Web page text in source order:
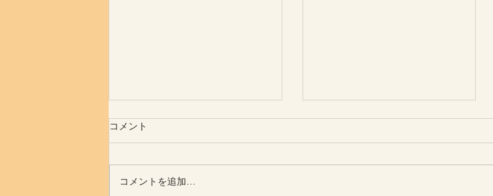
瀉血行為？？
コメント
コメントを追加…